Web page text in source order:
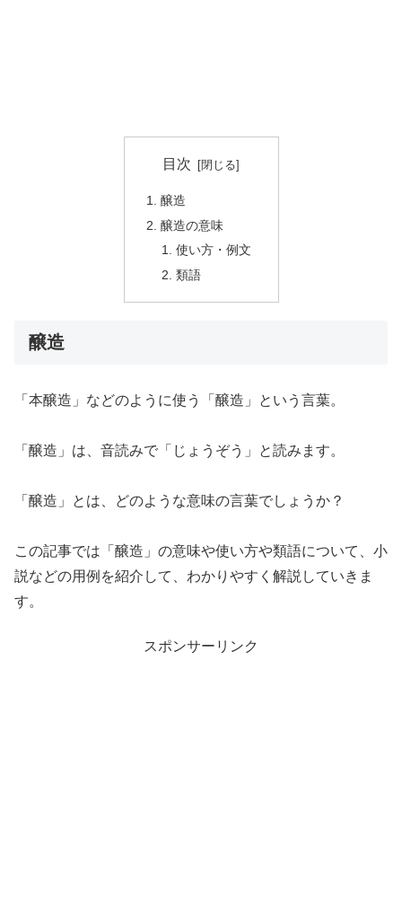
目次
醸造
醸造の意味
使い方・例文
類語
醸造
「本醸造」などのように使う「醸造」という言葉。
「醸造」は、音読みで「じょうぞう」と読みます。
「醸造」とは、どのような意味の言葉でしょうか？
この記事では「醸造」の意味や使い方や類語について、小
説などの用例を紹介して、わかりやすく解説していきま
す。
スポンサーリンク